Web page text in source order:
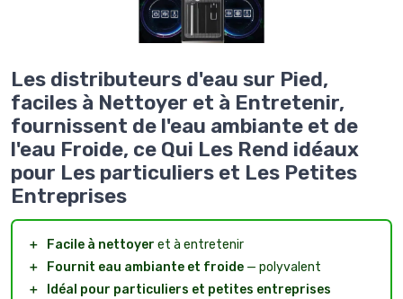
Les distributeurs d'eau sur Pied,
faciles à Nettoyer et à Entretenir,
fournissent de l'eau ambiante et de
l'eau Froide, ce Qui Les Rend idéaux
pour Les particuliers et Les Petites
Entreprises
＋ Facile à nettoyer et à entretenir
＋
Fournit eau ambiante et froide — polyvalent
＋
Idéal pour particuliers et petites entreprises